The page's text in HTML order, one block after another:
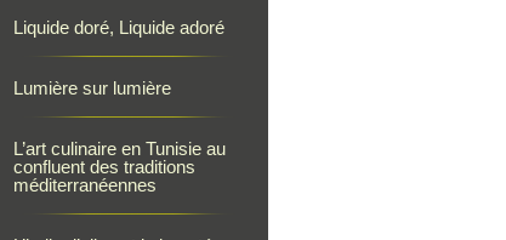
Liquide doré, Liquide adoré
Lumière sur lumière
L’art culinaire en Tunisie au
confluent des traditions
méditerranéennes